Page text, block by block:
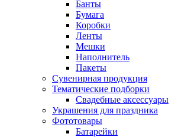
Банты
Бумага
Коробки
Ленты
Мешки
Наполнитель
Пакеты
Сувенирная продукция
Тематические подборки
Свадебные аксессуары
Украшения для праздника
Фототовары
Батарейки